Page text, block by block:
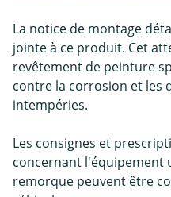
La notice de montage
jointe à ce produit. Cet
revêtement de peinture
contre la corrosion et les
intempéries.
Les consignes et
concernant l'équipement
remorque peuvent être